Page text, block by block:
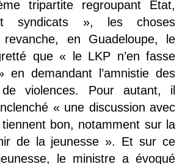
tripartite regroupant État,
syndicats », les choses
en Guadeloupe, le
que « le LKP n’en fasse
en demandant l’amnistie des
de violences. Pour autant, il
« une discussion avec
bon, notamment sur la
de la jeunesse ». Et sur ce
le ministre a évoqué